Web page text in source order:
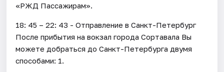
«РЖД Пассажирам».
18: 45 – 22: 43 - Отправление в Санкт-Петербург
После прибытия на вокзал города Сортавала Вы
можете добраться до Санкт-Петербурга двумя
способами: 1.